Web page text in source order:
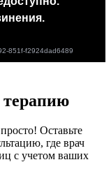
Оставьте
где врач
с учетом ваших